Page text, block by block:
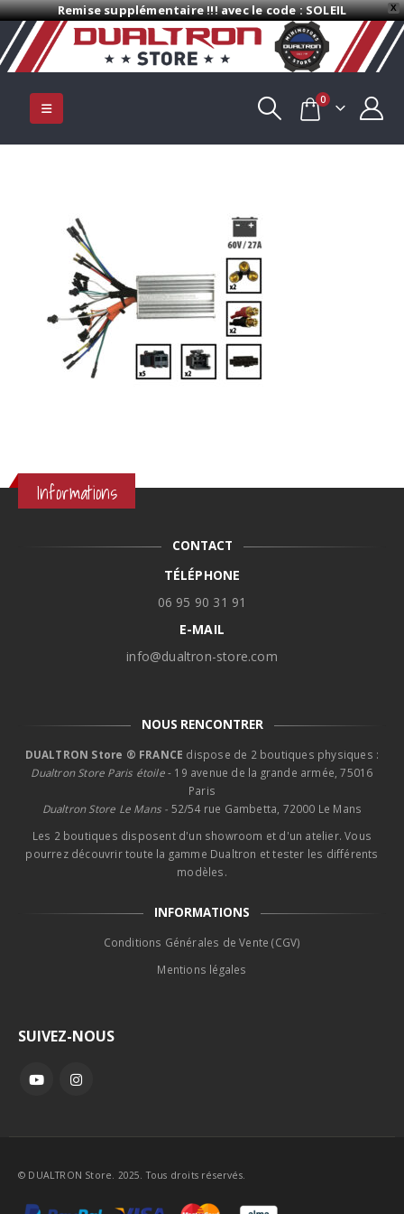
X
Remise supplémentaire !!! avec le code : SOLEIL
0
Informations
CONTACT
TÉLÉPHONE
06 95 90 31 91
E-MAIL
info@dualtron-store.com
NOUS RENCONTRER
DUALTRON Store ® FRANCE dispose de 2 boutiques physiques :
Dualtron Store Paris étoile- 19 avenue de la grande armée, 75016
Paris
Dualtron Store Le Mans - 52/54 rue Gambetta, 72000 Le Mans
Les 2 boutiques disposent d'un showroom et d'un atelier. Vous
pourrez découvrir toute la gamme Dualtron et tester les différents
modèles.
INFORMATIONS
Conditions Générales de Vente (CGV)
Mentions légales
SUIVEZ-NOUS
© DUALTRON Store. 2025. Tous droits réservés.